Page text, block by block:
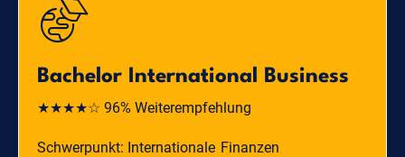
Bachelor International Business
★★★★☆ 96% Weiterempfehlung
Schwerpunkt: Internationale Finanzen